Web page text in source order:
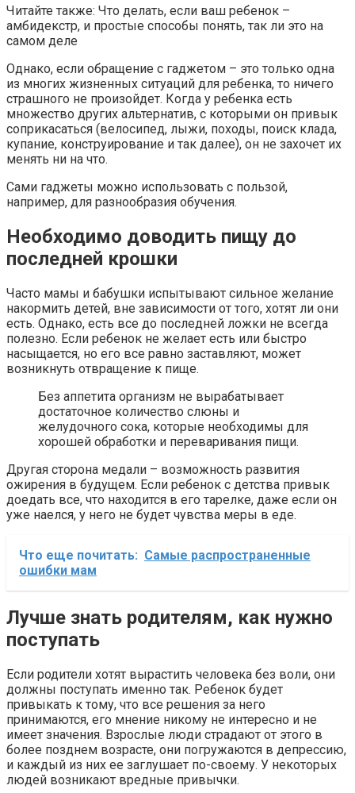
Читайте также: Что делать, если ваш ребенок –
амбидекстр, и простые способы понять, так ли это на
самом деле
Однако, если обращение с гаджетом – это только одна
из многих жизненных ситуаций для ребенка, то ничего
страшного не произойдет. Когда у ребенка есть
множество других альтернатив, с которыми он привык
соприкасаться (велосипед, лыжи, походы, поиск клада,
купание, конструирование и так далее), он не захочет их
менять ни на что.
Сами гаджеты можно использовать с пользой,
например, для разнообразия обучения.
Необходимо доводить пищу до
последней крошки
Часто мамы и бабушки испытывают сильное желание
накормить детей, вне зависимости от того, хотят ли они
есть. Однако, есть все до последней ложки не всегда
полезно. Если ребенок не желает есть или быстро
насыщается, но его все равно заставляют, может
возникнуть отвращение к пище.
Без аппетита организм не вырабатывает
достаточное количество слюны и
желудочного сока, которые необходимы для
хорошей обработки и переваривания пищи.
Другая сторона медали – возможность развития
ожирения в будущем. Если ребенок с детства привык
доедать все, что находится в его тарелке, даже если он
уже наелся, у него не будет чувства меры в еде.
Что еще почитать: Самые распространенные
ошибки мам
Лучше знать родителям, как нужно
поступать
Если родители хотят вырастить человека без воли, они
должны поступать именно так. Ребенок будет
привыкать к тому, что все решения за него
принимаются, его мнение никому не интересно и не
имеет значения. Взрослые люди страдают от этого в
более позднем возрасте, они погружаются в депрессию,
и каждый из них ее заглушает по-своему. У некоторых
людей возникают вредные привычки.